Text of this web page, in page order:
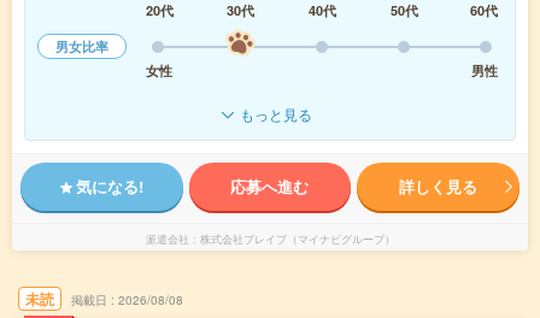
20代
30代 40代 50代
60代
男女比率
女性
男性
もっと見る
気になる! 応募へ進む 詳しく見る
派遣会社 株式会社ブレイブ（マイナビグループ）
未読 掲載日 2026/08/08